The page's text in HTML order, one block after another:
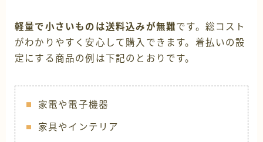
軽量で小さいものは送料込みが無難です。総コスト
がわかりやすく安心して購入できます。着払いの設
定にする商品の例は下記のとおりです。
家電や電子機器
家具やインテリア